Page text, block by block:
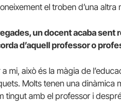
el troben d’una
un docent acaba sent
d’aquell professor o
a mi, això és la màgia de
Molts tenen una dinàmica
tingut amb el professor i